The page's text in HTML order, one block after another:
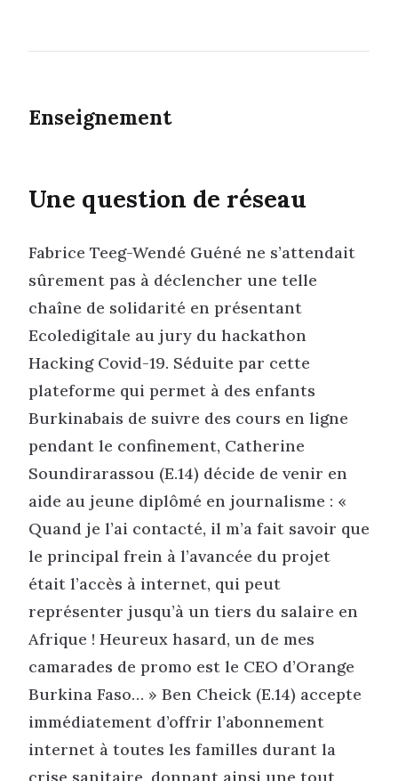
Enseignement
Une question de réseau
Fabrice Teeg-Wendé Guéné ne s’attendait
sûrement pas à déclencher une telle
chaîne de solidarité en présentant
Ecoledigitale au jury du hackathon
Hacking Covid-19. Séduite par cette
plateforme qui permet à des enfants
Burkinabais de suivre des cours en ligne
pendant le confinement, Catherine
Soundirarassou (E.14) décide de venir en
aide au jeune diplômé en journalisme : «
Quand je l’ai contacté, il m’a fait savoir que
le principal frein à l’avancée du projet
était l’accès à internet, qui peut
représenter jusqu’à un tiers du salaire en
Afrique ! Heureux hasard, un de mes
camarades de promo est le CEO d’Orange
Burkina Faso… » Ben Cheick (E.14) accepte
immédiatement d’offrir l’abonnement
internet à toutes les familles durant la
crise sanitaire, donnant ainsi une tout